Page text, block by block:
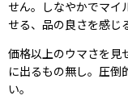
せん。しなやかでマイ
せる、品の良さを感じ
価格以上のウマさを見
に出るもの無し。圧倒
い。